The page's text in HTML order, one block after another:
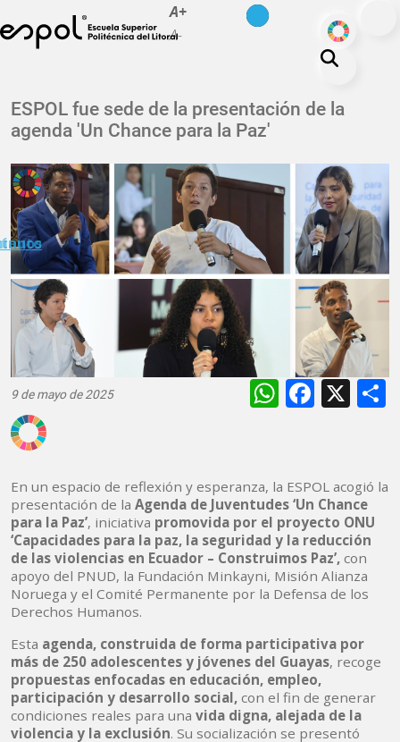
Pasar al contenido principal
A+
A-
ODS
La ESPOL
Educación
Vida politécnica
Investigación
Nuestra Huella
Transparencia
ESPOL fue sede de la presentación de la
agenda 'Un Chance para la Paz'
9 de mayo de 2025 X
En un espacio de reflexión y esperanza, la ESPOL acogió la
presentación de la Agenda de Juventudes ‘Un Chance
para la Paz’, iniciativa promovida por el proyecto ONU
‘Capacidades para la paz, la seguridad y la reducción
de las violencias en Ecuador – Construimos Paz’, con
apoyo del PNUD, la Fundación Minkayni, Misión Alianza
Noruega y el Comité Permanente por la Defensa de los
Derechos Humanos.
Esta agenda, construida de forma participativa por
más de 250 adolescentes y jóvenes del Guayas, recoge
propuestas enfocadas en educación, empleo,
participación y desarrollo social, con el fin de generar
condiciones reales para una vida digna, alejada de la
violencia y la exclusión. Su socialización se presentó